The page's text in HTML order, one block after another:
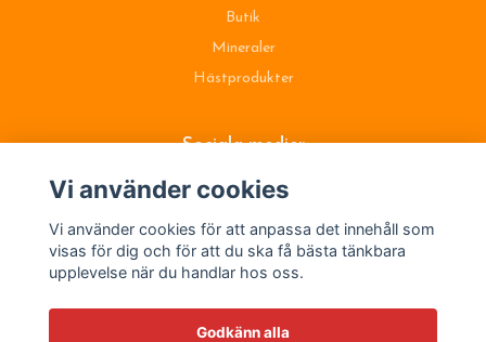
Butik
Mineraler
Hästprodukter
Sociala medier
Vi använder cookies
Vi använder cookies för att anpassa det innehåll som
visas för dig och för att du ska få bästa tänkbara
upplevelse när du handlar hos oss.
Godkänn alla